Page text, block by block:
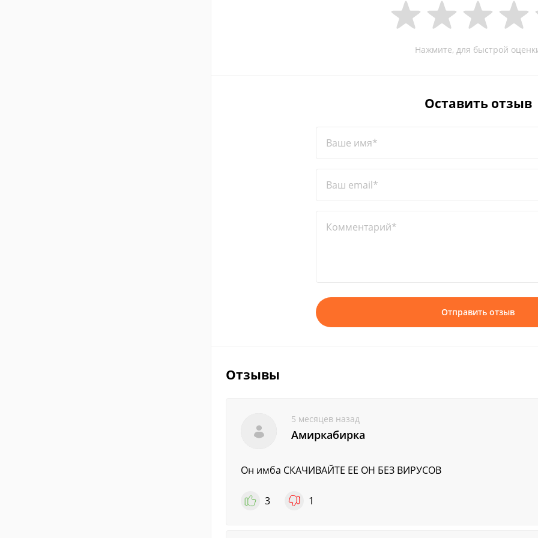
Нажмите, для быстрой
Оставить отзыв
Ваше имя*
Ваш email*
Комментарий*
Отправить отзыв
Отзывы
5 месяцев назад
Амиркабирка
Он имба СКАЧИВАЙТЕ ЕЕ ОН БЕЗ ВИРУСОВ
3 1